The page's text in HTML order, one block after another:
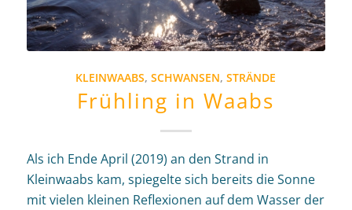
KLEINWAABS,SCHWANSEN,STRÄNDE
Frühling in Waabs
Als ich Ende April (2019) an den Strand in
Kleinwaabs kam, spiegelte sich bereits die Sonne
mit vielen kleinen Reflexionen auf dem Wasser der